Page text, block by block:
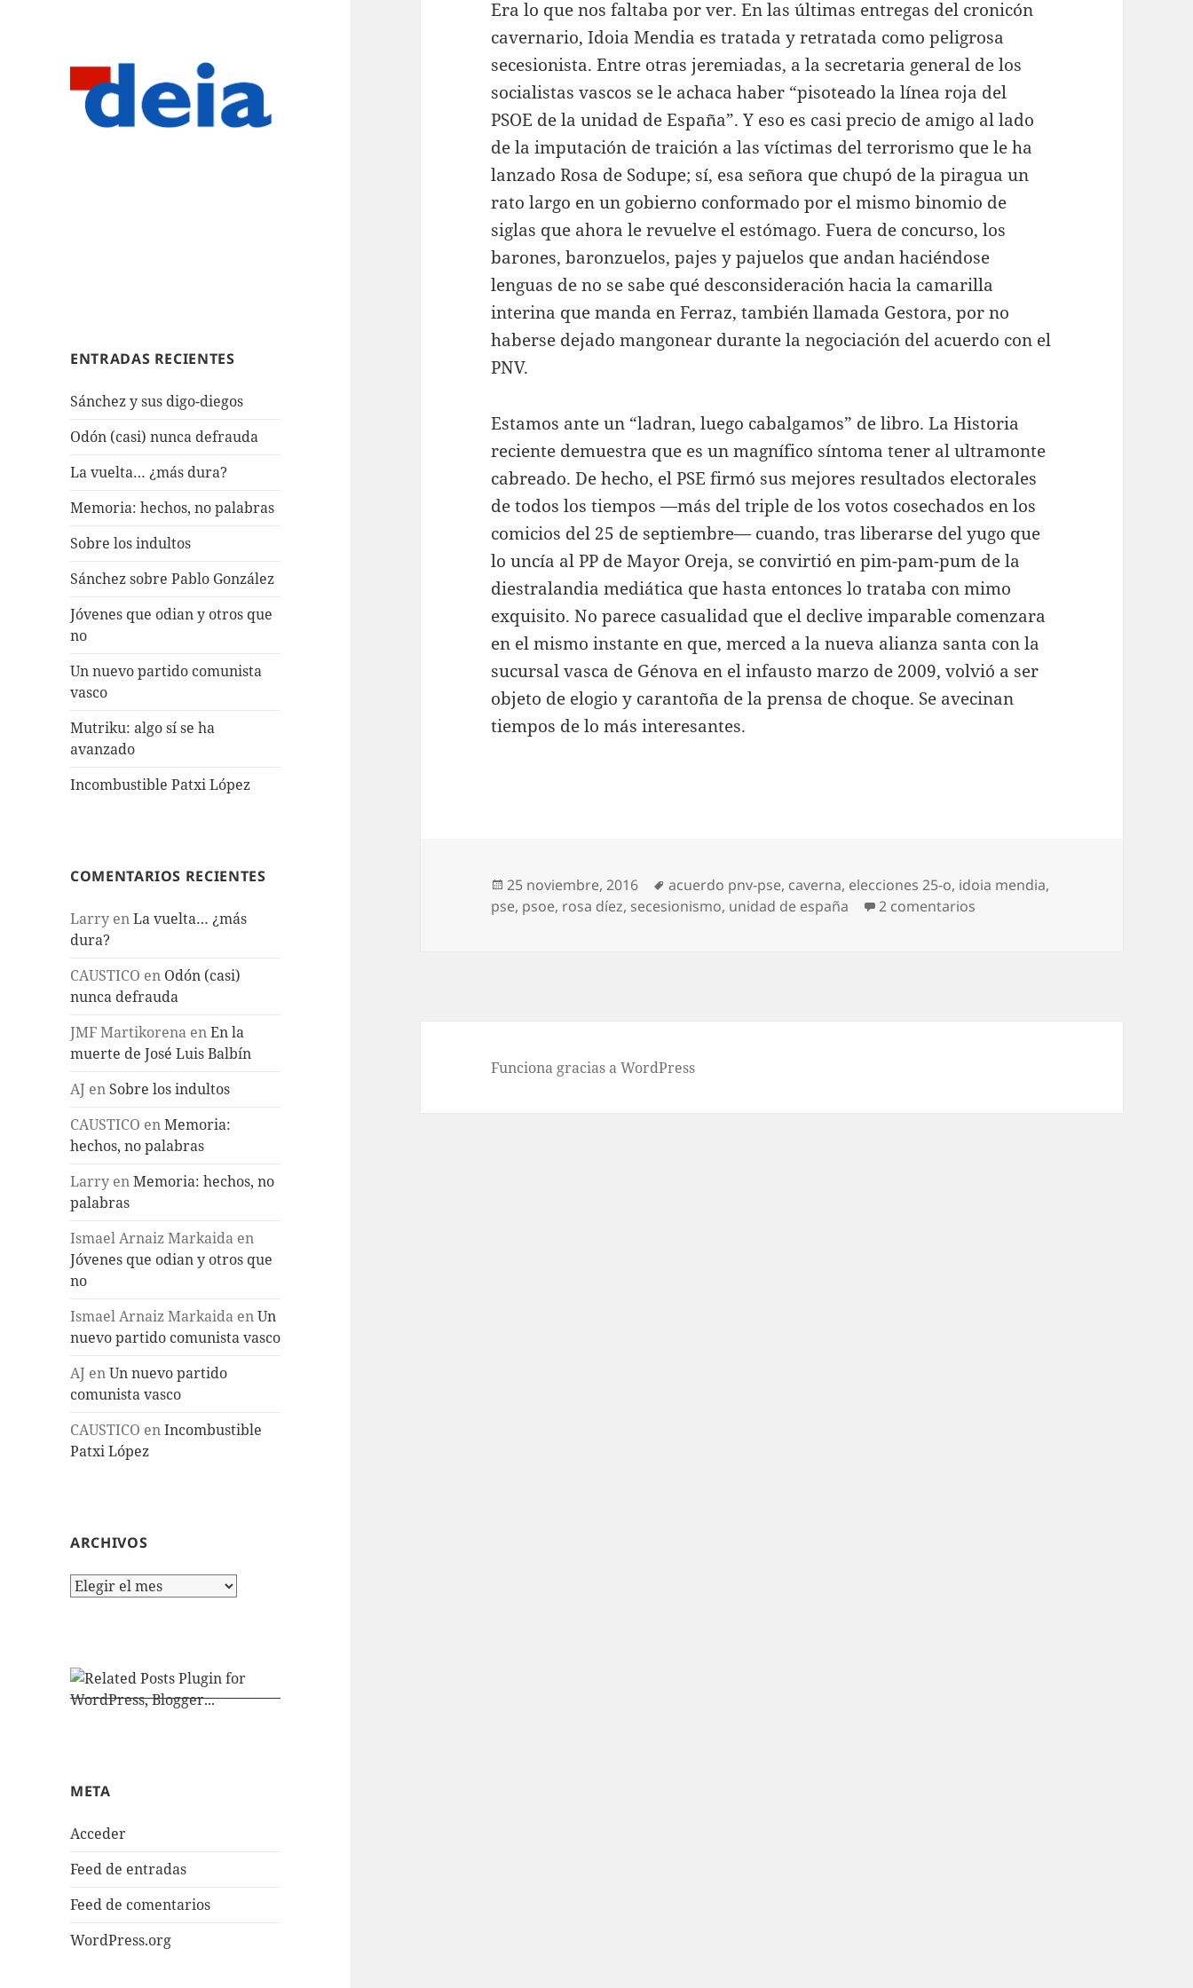
ENTRADAS RECIENTES
Sánchez y sus digo-diegos
Odón (casi) nunca defrauda
La vuelta… ¿más dura?
Memoria: hechos, no palabras
Sobre los indultos
Sánchez sobre Pablo González
Jóvenes que odian y otros que
no
Un nuevo partido comunista
vasco
Mutriku: algo sí se ha
avanzado
Incombustible Patxi López
COMENTARIOS RECIENTES
Larry enLa vuelta… ¿más
dura?
CAUSTICO en Odón (casi)
nunca defrauda
JMF Martikorena enEn la
muerte de José Luis Balbín
AJ en Sobre los indultos
CAUSTICO enMemoria:
hechos, no palabras
Larry enMemoria: hechos, no
palabras
Ismael Arnaiz Markaida en
Jóvenes que odian y otros que
no
Ismael Arnaiz Markaida enUn
nuevo partido comunista vasco
AJ enUn nuevo partido
comunista vasco
CAUSTICO enIncombustible
Patxi López
ARCHIVOS
Archivos
META
Acceder
Feed de entradas
Feed de comentarios
WordPress.org
Era lo que nos faltaba por ver. En las últimas entregas del cronicón
cavernario, Idoia Mendia es tratada y retratada como peligrosa
secesionista. Entre otras jeremiadas, a la secretaria general de los
socialistas vascos se le achaca haber “pisoteado la línea roja del
PSOE de la unidad de España”. Y eso es casi precio de amigo al lado
de la imputación de traición a las víctimas del terrorismo que le ha
lanzado Rosa de Sodupe; sí, esa señora que chupó de la piragua un
rato largo en un gobierno conformado por el mismo binomio de
siglas que ahora le revuelve el estómago. Fuera de concurso, los
barones, baronzuelos, pajes y pajuelos que andan haciéndose
lenguas de no se sabe qué desconsideración hacia la camarilla
interina que manda en Ferraz, también llamada Gestora, por no
haberse dejado mangonear durante la negociación del acuerdo con el
PNV.
Estamos ante un “ladran, luego cabalgamos” de libro. La Historia
reciente demuestra que es un magnífico síntoma tener al ultramonte
cabreado. De hecho, el PSE firmó sus mejores resultados electorales
de todos los tiempos —más del triple de los votos cosechados en los
comicios del 25 de septiembre— cuando, tras liberarse del yugo que
lo uncía al PP de Mayor Oreja, se convirtió en pim-pam-pum de la
diestralandia mediática que hasta entonces lo trataba con mimo
exquisito. No parece casualidad que el declive imparable comenzara
en el mismo instante en que, merced a la nueva alianza santa con la
sucursal vasca de Génova en el infausto marzo de 2009, volvió a ser
objeto de elogio y carantoña de la prensa de choque. Se avecinan
tiempos de lo más interesantes.
Publicado
el
25 noviembre, 2016 Etiquetas
acuerdo pnv-pse, caverna, elecciones 25-o, idoia mendia,
pse, psoe, rosa díez, secesionismo, unidad de españa 2 comentarios
Funciona gracias a WordPress